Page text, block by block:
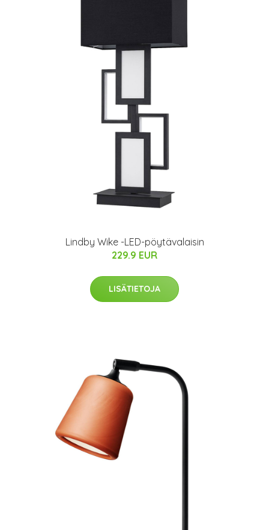
Lindby Wike -LED-pöytävalaisin
229.9 EUR
LISÄTIETOJA